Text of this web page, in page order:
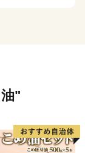
まで運行する
"